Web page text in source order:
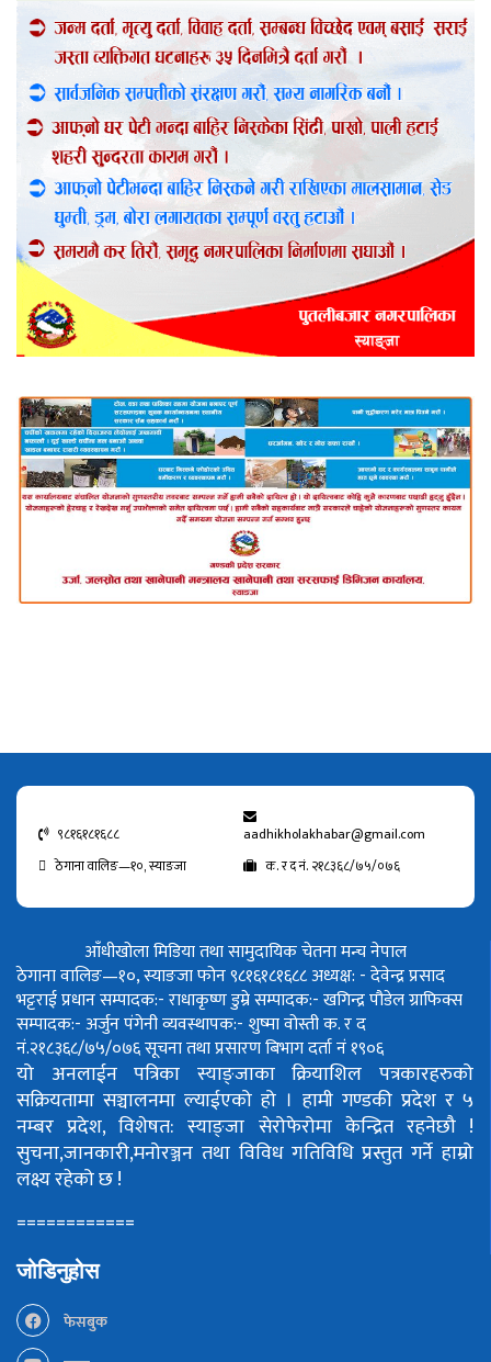
९८१६१८१६८८
aadhikholakhabar@gmail.com
ठेगाना वालिङ—१०, स्याङजा
क. र द नं. २१८३६८/७५/०७६
आँधीखोला मिडिया तथा सामुदायिक चेतना मन्च नेपाल
ठेगाना वालिङ—१०, स्याङजा फोन ९८१६१८१६८८अध्यक्ष: - देवेन्द्र प्रसाद
भट्टराईप्रधान सम्पादक:- राधाकृष्ण डुम्रेसम्पादक:- खगिन्द्र पौडेलग्राफिक्स
सम्पादक:- अर्जुन पंगेनीव्यवस्थापक:- शुष्मा वोस्तीक. र द
नं.२१८३६८/७५/०७६सूचना तथा प्रसारण बिभाग दर्ता नं १९०६
यो अनलाईन पत्रिका स्याङ्जाका क्रियाशिल पत्रकारहरुको
सक्रियतामा सञ्चालनमा ल्याईएको हो । हामी गण्डकी प्रदेश र ५
नम्बर प्रदेश, विशेषत: स्याङ्जा सेरोफेरोमा केन्द्रित रहनेछौ !
सुचना,जानकारी,मनोरञ्जन तथा विविध गतिविधि प्रस्तुत गर्ने हाम्रो
लक्ष्य रहेको छ !
============
जोडिनुहोस
फेसबुक